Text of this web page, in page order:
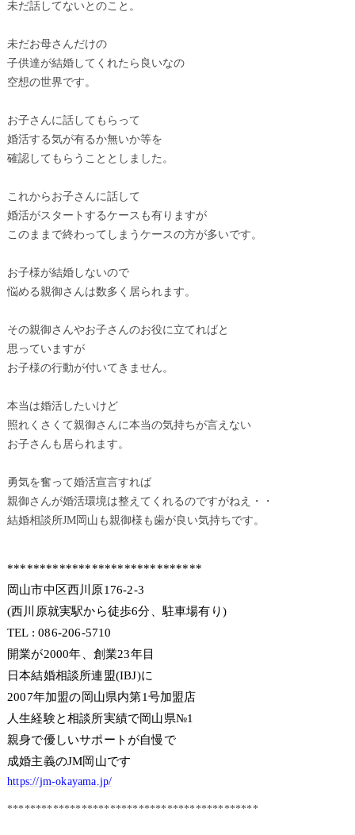
未だ話してないとのこと。
未だお母さんだけの
子供達が結婚してくれたら良いなの
空想の世界です。
お子さんに話してもらって
婚活する気が有るか無いか等を
確認してもらうこととしました。
これからお子さんに話して
婚活がスタートするケースも有りますが
このままで終わってしまうケースの方が多いです。
お子様が結婚しないので
悩める親御さんは数多く居られます。
その親御さんやお子さんのお役に立てればと
思っていますが
お子様の行動が付いてきません。
本当は婚活したいけど
照れくさくて親御さんに本当の気持ちが言えない
お子さんも居られます。
勇気を奮って婚活宣言すれば
親御さんが婚活環境は整えてくれるのですがねえ・・
結婚相談所JM岡山も親御様も歯が良い気持ちです。
******************************
岡山市中区西川原176-2-3
(西川原就実駅から徒歩6分、駐車場有り)
TEL : 086-206-5710
開業が2000年、創業23年目
日本結婚相談所連盟(IBJ)に
2007年加盟の岡山県内第1号加盟店
人生経験と相談所実績で岡山県№1
親身で優しいサポートが自慢で
成婚主義のJM岡山です
https://jm-okayama.jp/
********************************************